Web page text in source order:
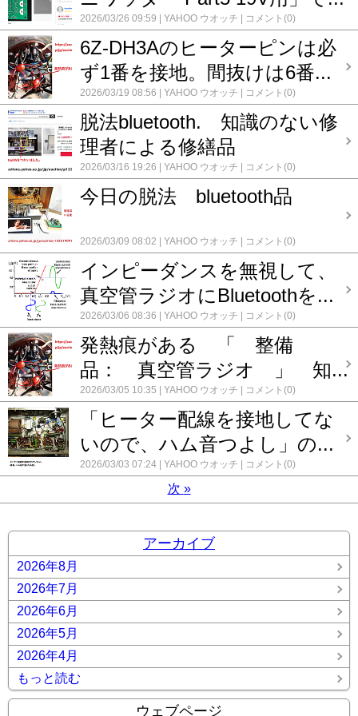
2026/03/26 09:59 YAHOO ウオッチ コメント(0)
6Z-DH3Aのヒーターピンは必
ず1番を接地。間抜けは6番...
2026/03/19 08:56 YAHOO ウオッチ コメント(0)
脱法bluetooth. 知識のない修
理者による修繕品
2026/03/16 19:26 YAHOO ウオッチ コメント(0)
今日の脱法 bluetooth品
2026/03/09 08:02 YAHOO ウオッチ コメント(0)
インピーダンスを無視して、
真空管ラジオにBluetoothを...
2026/03/06 08:36 YAHOO ウオッチ コメント(0)
発熱痕がある 「 整備
品： 真空管ラジオ 」 知...
2026/03/05 10:35 YAHOO ウオッチ コメント(0)
「ヒーター配線を接地してな
いので、ハム音つよし」の...
2026/03/03 07:24 YAHOO ウオッチ コメント(0)
次 »
アーカイブ
2026年8月
2026年7月
2026年6月
2026年5月
2026年4月
もっと読む
ウェブページ